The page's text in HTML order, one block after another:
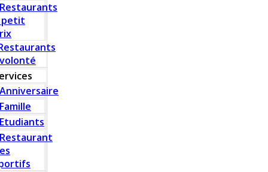
Restaurants
petit
Anniversaire
Famille
Etudiants
Restaurant